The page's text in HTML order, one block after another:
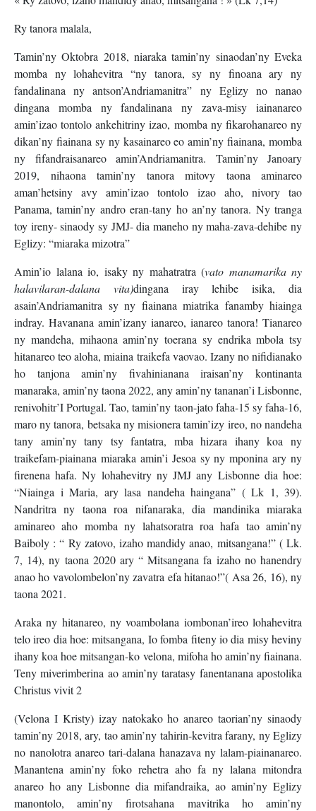
Ry tanora malala,
Tamin’ny Oktobra 2018, niaraka tamin’ny sinaodan’ny Eveka
momba ny lohahevitra “ny tanora, sy ny finoana ary ny
fandalinana ny antson’Andriamanitra” ny Eglizy no nanao
dingana momba ny fandalinana ny zava-misy iainanareo
amin’izao tontolo ankehitriny izao, momba ny fikarohanareo ny
dikan’ny fiainana sy ny kasainareo eo amin’ny fiainana, momba
ny fifandraisanareo amin’Andriamanitra. Tamin’ny Janoary
2019, nihaona tamin’ny tanora mitovy taona aminareo
aman’hetsiny avy amin’izao tontolo izao aho, nivory tao
Panama, tamin’ny andro eran-tany ho an’ny tanora. Ny tranga
toy ireny- sinaody sy JMJ- dia maneho ny maha-zava-dehibe ny
Eglizy: “miaraka mizotra”
Amin’io lalana io, isaky ny mahatratra (vato manamarika ny
halavilaran-dalana vita)dingana iray lehibe isika, dia
asain’Andriamanitra sy ny fiainana miatrika fanamby hiainga
indray. Havanana amin’izany ianareo, ianareo tanora! Tianareo
ny mandeha, mihaona amin’ny toerana sy endrika mbola tsy
hitanareo teo aloha, miaina traikefa vaovao. Izany no nifidianako
ho tanjona amin’ny fivahinianana iraisan’ny kontinanta
manaraka, amin’ny taona 2022, any amin’ny tananan’i Lisbonne,
renivohitr’I Portugal. Tao, tamin’ny taon-jato faha-15 sy faha-16,
maro ny tanora, betsaka ny misionera tamin’izy ireo, no nandeha
tany amin’ny tany tsy fantatra, mba hizara ihany koa ny
traikefam-piainana miaraka amin’i Jesoa sy ny mponina ary ny
firenena hafa. Ny lohahevitry ny JMJ any Lisbonne dia hoe:
“Niainga i Maria, ary lasa nandeha haingana” ( Lk 1, 39).
Nandritra ny taona roa nifanaraka, dia mandinika miaraka
aminareo aho momba ny lahatsoratra roa hafa tao amin’ny
Baiboly : “ Ry zatovo, izaho mandidy anao, mitsangana!” ( Lk.
7, 14), ny taona 2020 ary “ Mitsangana fa izaho no hanendry
anao ho vavolombelon’ny zavatra efa hitanao!”( Asa 26, 16), ny
taona 2021.
Araka ny hitanareo, ny voambolana iombonan’ireo lohahevitra
telo ireo dia hoe: mitsangana, Io fomba fiteny io dia misy heviny
ihany koa hoe mitsangan-ko velona, mifoha ho amin’ny fiainana.
Teny miverimberina ao amin’ny taratasy fanentanana apostolika
Christus vivit 2
(Velona I Kristy) izay natokako ho anareo taorian’ny sinaody
tamin’ny 2018, ary, tao amin’ny tahirin-kevitra farany, ny Eglizy
no nanolotra anareo tari-dalana hanazava ny lalam-piainanareo.
Manantena amin’ny foko rehetra aho fa ny lalana mitondra
anareo ho any Lisbonne dia mifandraika, ao amin’ny Eglizy
manontolo, amin’ny firotsahana mavitrika ho amin’ny